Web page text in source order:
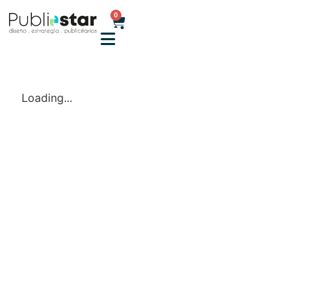
0
Loading...